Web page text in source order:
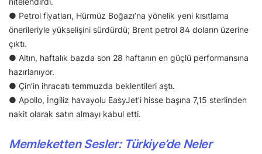
● Petrol fiyatları, Hürmüz Boğazı’na yönelik yeni kısıtlama
önerileriyle yükselişini sürdürdü; Brent petrol 84 doların üzerine
çıktı.
● Altın, haftalık bazda son 28 haftanın en güçlü performansına
hazırlanıyor.
● Çin’in ihracatı temmuzda beklentileri aştı.
● Apollo, İngiliz havayolu EasyJet’i hisse başına 7,15 sterlinden
nakit olarak satın almayı kabul etti.
Memleketten Sesler: Türkiye’de Neler